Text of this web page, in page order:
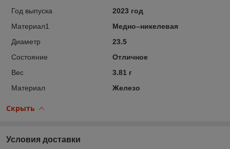
Год выпуска
2023 год
Материал1
Медно–никелевая
Диаметр
23.5
Состояние
Отличное
Вес
3.81 г
Материал
Железо
Скрыть
Условия доставки